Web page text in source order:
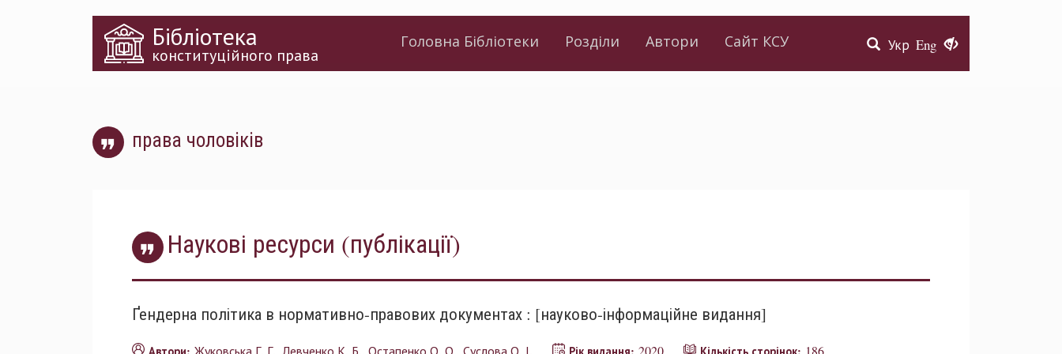
Укр Eng
Бібліотека
конституційного права
Головна Бібліотеки Розділи Автори Сайт КСУ
права чоловіків
Наукові ресурси (публікації)
Ґендерна політика в нормативно-правових документах : [науково-інформаційне видання]
Жуковська Г. Г. Левченко К. Б. Остапенко О. О. Суслова О. І. 2020
186